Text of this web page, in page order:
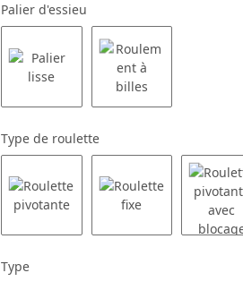
Palier d'essieu
Type de roulette
Type